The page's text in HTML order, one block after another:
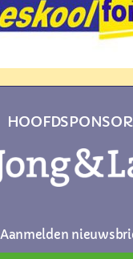
Aanmelden